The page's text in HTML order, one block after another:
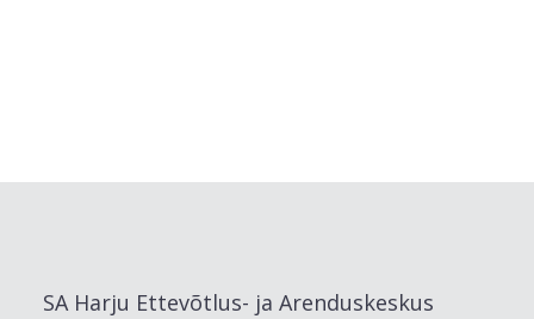
SA Harju Ettevõtlus- ja Arenduskeskus